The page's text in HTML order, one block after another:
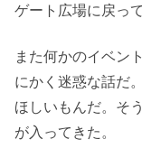
ゲート広場に戻っ
また何かのイベン
にかく迷惑な話だ
ほしいもんだ。そ
が入ってきた。